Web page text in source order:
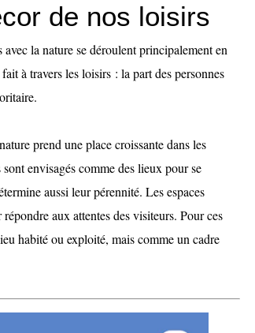
de nos loisirs
la nature se déroulent principalement en
à travers les loisirs : la part des personnes
prend une place croissante dans les
envisagés comme des lieux pour se
aussi leur pérennité. Les espaces
aux attentes des visiteurs. Pour ces
habité ou exploité, mais comme un cadre